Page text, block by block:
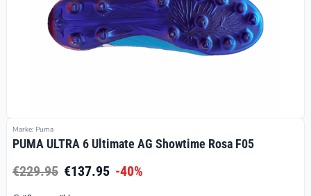
Marke: Puma
PUMA ULTRA 6 Ultimate AG Showtime Rosa F05
€229.95 €137.95 -40%